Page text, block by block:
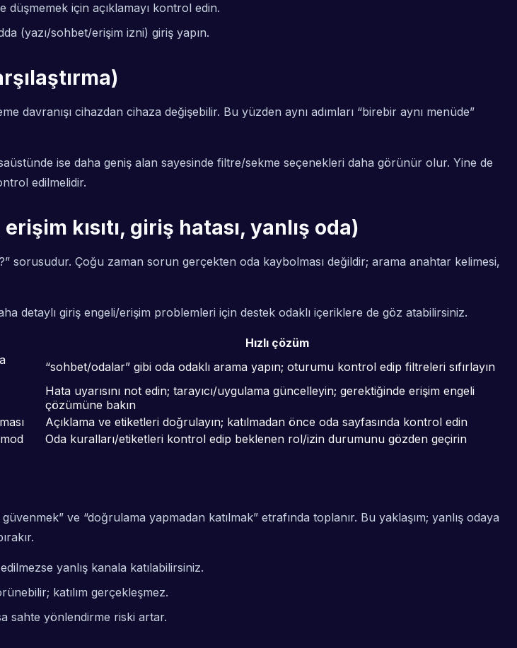
düşmemek için açıklamayı kontrol edin.
(yazı/sohbet/erişim izni) giriş yapın.
davranışı cihazdan cihaza değişebilir. Bu yüzden aynı adımları “birebir aynı menüde”
ise daha geniş alan sayesinde filtre/sekme seçenekleri daha görünür olur. Yine de
edilmelidir.
kısıtı, giriş hatası, yanlış oda)
sorusudur. Çoğu zaman sorun gerçekten oda kaybolması değildir; arama anahtar kelimesi,
detaylı giriş engeli/erişim problemleri için destek odaklı içeriklere de göz atabilirsiniz.
Hızlı çözüm
“sohbet/odalar” gibi oda odaklı arama yapın; oturumu kontrol edip filtreleri sıfırlayın
Hata uyarısını not edin; tarayıcı/uygulama güncelleyin; gerektiğinde erişim engeli
çözümüne bakın
Açıklama ve etiketleri doğrulayın; katılmadan önce oda sayfasında kontrol edin
Oda kuralları/etiketleri kontrol edip beklenen rol/izin durumunu gözden geçirin
ve “doğrulama yapmadan katılmak” etrafında toplanır. Bu yaklaşım; yanlış odaya
yanlış kanala katılabilirsiniz.
katılım gerçekleşmez.
sahte yönlendirme riski artar.